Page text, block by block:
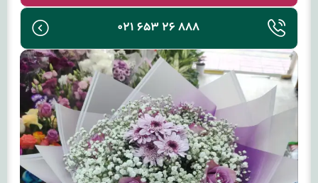
888 26 653 021